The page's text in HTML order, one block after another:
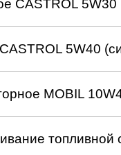
CASTROL 5W30
5W40
MOBIL
топливной